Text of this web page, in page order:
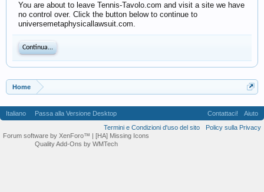
You are about to leave Tennis-Tavolo.com and visit a site we have
no control over. Click the button below to continue to
universemetaphysicallawsuit.com.
Continua...
Home
Italiano Passa alla Versione Desktop Contattaci!
Aiuto
Termini e Condizioni d'uso del sito
Policy sulla Privacy
Forum software by XenForo™ | [HA] Missing Icons
Quality Add-Ons by WMTech